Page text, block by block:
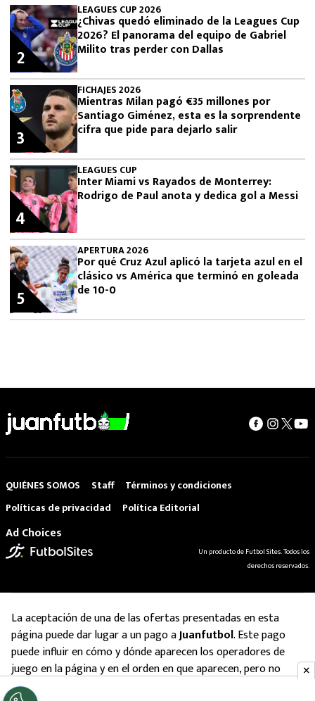
LEAGUES CUP 2026
¿Chivas quedó eliminado de la Leagues Cup
2026? El panorama del equipo de Gabriel
Milito tras perder con Dallas
2
FICHAJES 2026
Mientras Milan pagó €35 millones por
Santiago Giménez, esta es la sorprendente
cifra que pide para dejarlo salir
3
LEAGUES CUP
Inter Miami vs Rayados de Monterrey:
Rodrigo de Paul anota y dedica gol a Messi
4
APERTURA 2026
Por qué Cruz Azul aplicó la tarjeta azul en el
clásico vs América que terminó en goleada
de 10-0
5
QUIÉNES SOMOS Staff
Términos y condiciones
Políticas de privacidad
Política Editorial
Ad Choices
Un producto de Futbol Sites. Todos los
derechos reservados.
La aceptación de una de las ofertas presentadas en esta
página puede dar lugar a un pago aJuanfutbol. Este pago
puede influir en cómo y dónde aparecen los operadores de
juego en la página y en el orden en que aparecen, pero no
influye en nuestras evaluaciones.